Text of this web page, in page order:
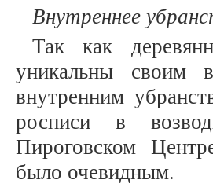
Внутреннее
Так как
уникальны своим
внутренним
росписи в
Пироговском
было очевидным.